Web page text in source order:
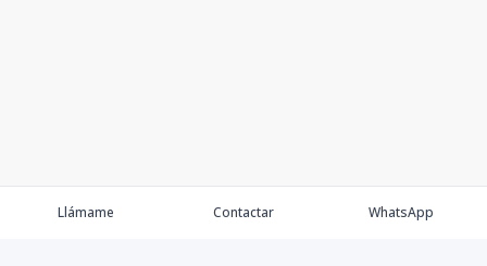
Llámame Contactar WhatsApp